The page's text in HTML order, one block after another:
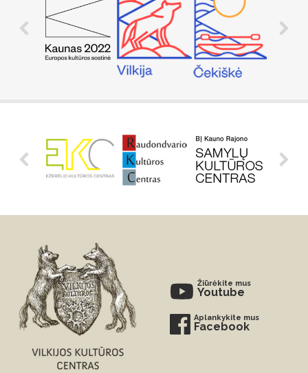
Žiūrėkite mus
Youtube
Aplankykite mus
Facebook